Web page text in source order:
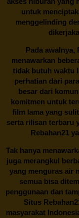
untuk
menggelinding
Pada awalnya,
menawarkan
tidak butuh waktu
perhatian dari
besar dari
komitmen untuk
film lama yang
serta rilisan terbaru
Rebahan21
Tak hanya
juga merangkul
yang menguras air
semua bisa
penggunaan dan
Situs
masyarakat